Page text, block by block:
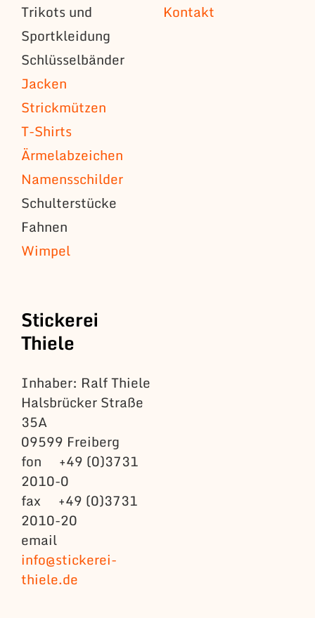
Trikots und
Sportkleidung
Schlüsselbänder
Jacken
Strickmützen
T-Shirts
Ärmelabzeichen
Namensschilder
Schulterstücke
Fahnen
Wimpel
Kontakt
Stickerei
Thiele
Inhaber: Ralf Thiele
Halsbrücker Straße
35A
09599 Freiberg
fon +49 (0)3731
2010-0
fax +49 (0)3731
2010-20
email
info@stickerei-
thiele.de